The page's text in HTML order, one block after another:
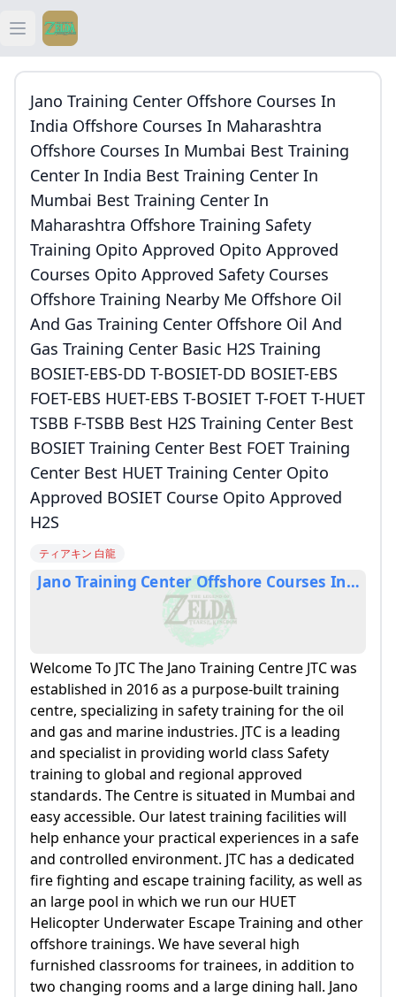
Open main menu
ティアキン
ティアキン 祠
ティアキン 攻略
Jano Training Center Offshore Courses In
India Offshore Courses In Maharashtra
Offshore Courses In Mumbai Best Training
Center In India Best Training Center In
Mumbai Best Training Center In
Maharashtra Offshore Training Safety
Training Opito Approved Opito Approved
Courses Opito Approved Safety Courses
Offshore Training Nearby Me Offshore Oil
And Gas Training Center Offshore Oil And
Gas Training Center Basic H2S Training
BOSIET-EBS-DD T-BOSIET-DD BOSIET-EBS
FOET-EBS HUET-EBS T-BOSIET T-FOET T-HUET
TSBB F-TSBB Best H2S Training Center Best
BOSIET Training Center Best FOET Training
Center Best HUET Training Center Opito
Approved BOSIET Course Opito Approved
H2S
ティアキン 白龍
Jano Training Center
Welcome To JTC The Jano Training Centre JTC was
established in 2016 as a purpose-built training
centre, specializing in safety training for the oil
and gas and marine industries. JTC is a leading
and specialist in providing world class Safety
training to global and regional approved
standards. The Centre is situated in Mumbai and
easy accessible. Our latest training facilities will
help enhance your practical experiences in a safe
and controlled environment. JTC has a dedicated
fire fighting and escape training facility, as well as
an large pool in which we run our HUET
Helicopter Underwater Escape Training and other
offshore trainings. We have several high
furnished classrooms for trainees, in addition to
two changing rooms and a large dining hall. Jano